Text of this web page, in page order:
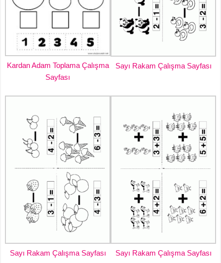
Kardan Adam Toplama Çalışma
Sayfası
Sayı Rakam Çalışma Sayfası
Sayı Rakam Çalışma Sayfası Sayı Rakam Çalışma Sayfası